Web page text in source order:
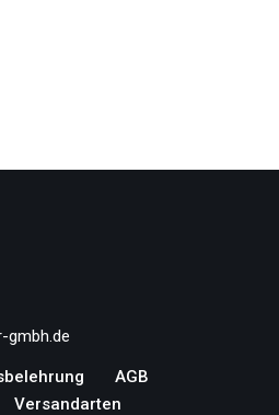
gmbh.de
AGB
Versandarten